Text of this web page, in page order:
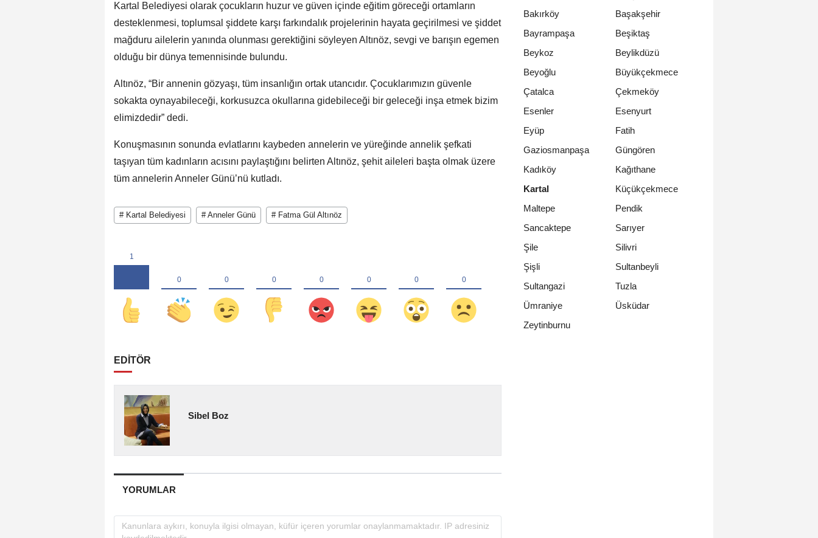
Kartal Belediyesi olarak çocukların huzur ve güven içinde eğitim göreceği ortamların
desteklenmesi, toplumsal şiddete karşı farkındalık projelerinin hayata geçirilmesi ve şiddet
mağduru ailelerin yanında olunması gerektiğini söyleyen Altınöz, sevgi ve barışın egemen
olduğu bir dünya temennisinde bulundu.
Altınöz, “Bir annenin gözyaşı, tüm insanlığın ortak utancıdır. Çocuklarımızın güvenle
sokakta oynayabileceği, korkusuzca okullarına gidebileceği bir geleceği inşa etmek bizim
elimizdedir” dedi.
Konuşmasının sonunda evlatlarını kaybeden annelerin ve yüreğinde annelik şefkati
taşıyan tüm kadınların acısını paylaştığını belirten Altınöz, şehit aileleri başta olmak üzere
tüm annelerin Anneler Günü’nü kutladı.
# Kartal Belediyesi # Anneler Günü # Fatma Gül Altınöz
EDİTÖR
Sibel Boz
YORUMLAR
Bakırköy
Başakşehir
Bayrampaşa
Beşiktaş
Beykoz
Beylikdüzü
Beyoğlu
Büyükçekmece
Çatalca
Çekmeköy
Esenler
Esenyurt
Eyüp
Fatih
Gaziosmanpaşa
Güngören
Kadıköy
Kağıthane
Kartal
Küçükçekmece
Maltepe
Pendik
Sancaktepe
Sarıyer
Şile
Silivri
Şişli
Sultanbeyli
Sultangazi
Tuzla
Ümraniye
Üsküdar
Zeytinburnu